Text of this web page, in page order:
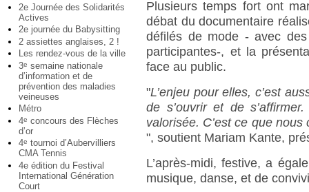
2e Journée des Solidarités
Actives
2e journée du Babysitting
2 assiettes anglaises, 2 !
Les rendez-vous de la ville
3e semaine nationale
d’information et de
prévention des maladies
veineuses
Métro
4e concours des Flèches
d’or
4e tournoi d’Aubervilliers
CMA Tennis
4e édition du Festival
International Génération
Court
Plusieurs temps fort ont
débat du documentaire
défilés de mode - avec
participantes-, et la
face au public.
"L’enjeu pour elles, c’est
de s’ouvrir et de
valorisée. C’est ce que
", soutient Mariam Kante,
L’après-midi, festive, a
musique, danse, et de